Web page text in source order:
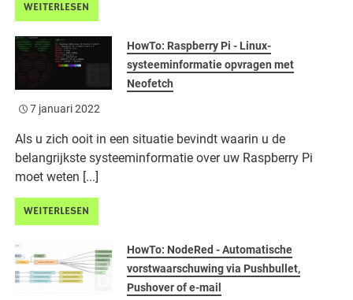
WEITERLESEN
HowTo: Raspberry Pi - Linux-
systeeminformatie opvragen met
Neofetch
7 januari 2022
Als u zich ooit in een situatie bevindt waarin u de
belangrijkste systeeminformatie over uw Raspberry Pi
moet weten [...]
WEITERLESEN
HowTo: NodeRed - Automatische
vorstwaarschuwing via Pushbullet,
Pushover of e-mail